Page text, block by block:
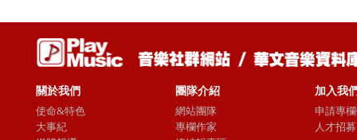
關於我們
使命&特色
大事紀
團隊介紹
網站團隊
專欄作家
加入我
申請專
人才招募